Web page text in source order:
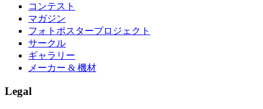
コンテスト
マガジン
フォトポスタープロジェクト
サークル
ギャラリー
メーカー & 機材
Legal